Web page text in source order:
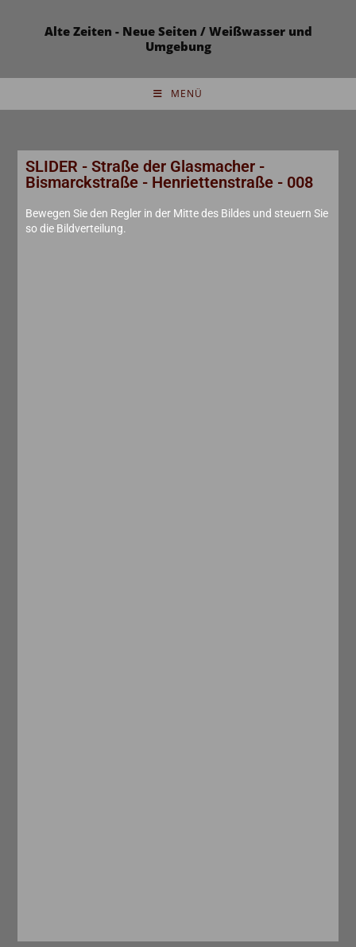
Alte Zeiten - Neue Seiten / Weißwasser und
Umgebung
MENÜ
SLIDER - Straße der Glasmacher -
Bismarckstraße - Henriettenstraße - 008
Bewegen Sie den Regler in der Mitte des Bildes und steuern Sie
so die Bildverteilung.